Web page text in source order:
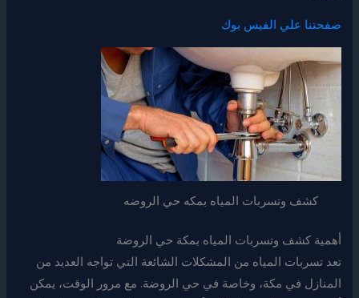
صفحتنا علي الفيس بوك
كشف وتسربات المياه بمكه حي الروضه
أهمية كشف وتسربات المياه بمكة حي الروضة
تعد تسربات المياه من المشكلات الشائعة التي تواجه العديد من
المنازل في مكة، وخاصة في حي الروضة. مع مرور الوقت، يمكن